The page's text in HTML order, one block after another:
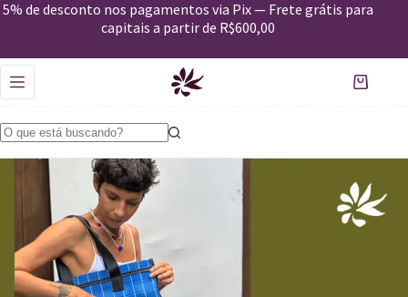
5% de desconto nos pagamentos via Pix — Frete grátis para
capitais a partir de R$600,00